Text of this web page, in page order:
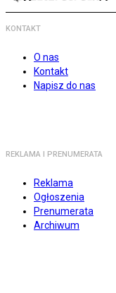
KONTAKT
O nas
Kontakt
Napisz do nas
REKLAMA I PRENUMERATA
Reklama
Ogłoszenia
Prenumerata
Archiwum